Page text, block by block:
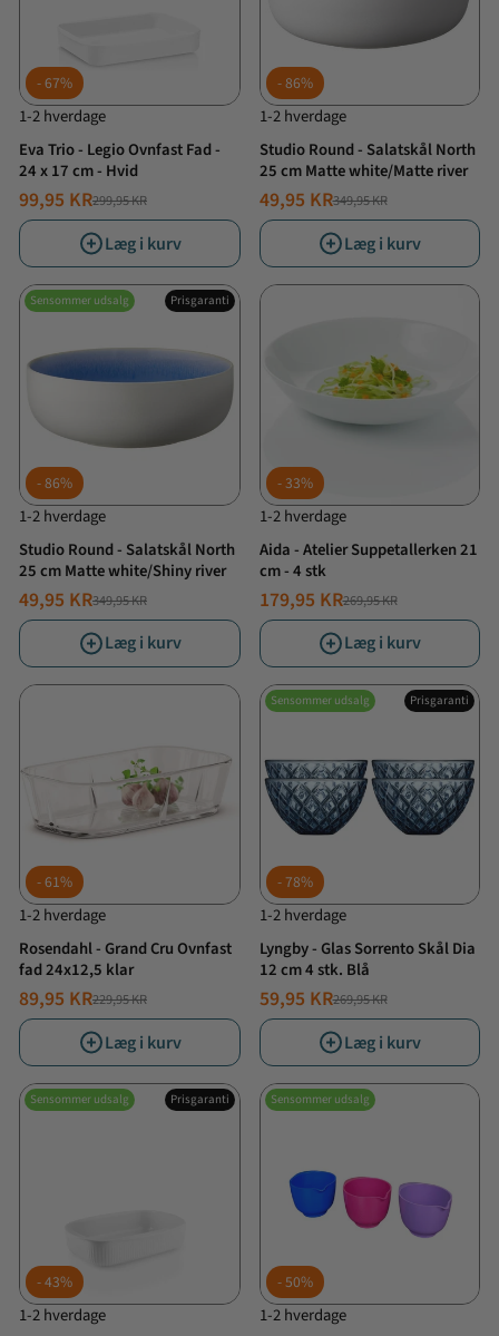
67%
1-2 hverdage
Eva Trio - Legio Ovnfast Fad -
24 x 17 cm - Hvid
NORMALPRIS
299,95 KR
TILBUDSPRIS
99,95 KR
Læg i kurv
86%
1-2 hverdage
Studio Round - Salatskål North
25 cm Matte white/Matte river
NORMALPRIS
349,95 KR
TILBUDSPRIS
49,95 KR
Læg i kurv
Sensommer udsalg Prisgaranti
86%
1-2 hverdage
Studio Round - Salatskål North
25 cm Matte white/Shiny river
NORMALPRIS
349,95 KR
TILBUDSPRIS
49,95 KR
Læg i kurv
33%
1-2 hverdage
Aida - Atelier Suppetallerken 21
cm - 4 stk
NORMALPRIS269,95 KR
TILBUDSPRIS
179,95 KR
Læg i kurv
61%
1-2 hverdage
Rosendahl - Grand Cru Ovnfast
fad 24x12,5 klar
NORMALPRIS
229,95 KR
TILBUDSPRIS
89,95 KR
Læg i kurv
Sensommer udsalg Prisgaranti
78%
1-2 hverdage
Lyngby - Glas Sorrento Skål Dia
12 cm 4 stk. Blå
NORMALPRIS
269,95 KR
TILBUDSPRIS
59,95 KR
Læg i kurv
Sensommer udsalg Prisgaranti
43%
1-2 hverdage
Sensommer udsalg
50%
1-2 hverdage